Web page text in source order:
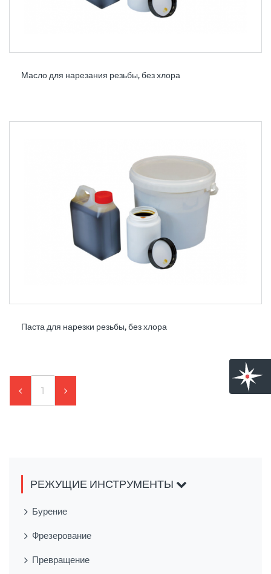
Масло для нарезания резьбы, без хлора
Паста для нарезки резьбы, без хлора
1
РЕЖУЩИЕ ИНСТРУМЕНТЫ
Бурение
Фрезерование
Превращение